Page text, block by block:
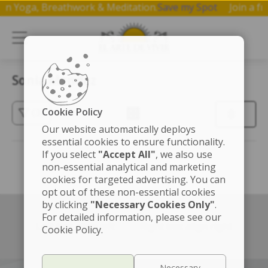
on Yoga, Breathwork & Meditation.Save my Spot Join a
Sonia Mendez
(3)
Left box align left Right box align right
Cookie Policy
Our website automatically deploys
essential cookies to ensure functionality.
If you select "Accept All", we also use
non-essential analytical and marketing
cookies for targeted advertising. You can
opt out of these non-essential cookies
by clicking "Necessary Cookies Only".
For detailed information, please see our
Cookie Policy.